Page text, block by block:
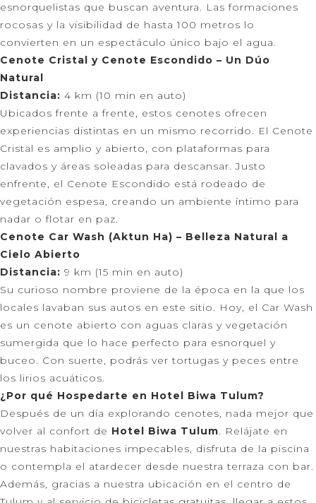
esnorquelistas que buscan aventura. Las formaciones
rocosas y la visibilidad de hasta 100 metros lo
convierten en un espectáculo único bajo el agua.
Cenote Cristal y Cenote Escondido – Un Dúo
Natural
Distancia: 4 km (10 min en auto)
Ubicados frente a frente, estos cenotes ofrecen
experiencias distintas en un mismo recorrido. El Cenote
Cristal es amplio y abierto, con plataformas para
clavados y áreas soleadas para descansar. Justo
enfrente, el Cenote Escondido está rodeado de
vegetación espesa, creando un ambiente íntimo para
nadar o flotar en paz.
Cenote Car Wash (Aktun Ha) – Belleza Natural a
Cielo Abierto
Distancia: 9 km (15 min en auto)
Su curioso nombre proviene de la época en la que los
locales lavaban sus autos en este sitio. Hoy, el Car Wash
es un cenote abierto con aguas claras y vegetación
sumergida que lo hace perfecto para esnorquel y
buceo. Con suerte, podrás ver tortugas y peces entre
los lirios acuáticos.
¿Por qué Hospedarte en Hotel Biwa Tulum?
Después de un día explorando cenotes, nada mejor que
volver al confort de Hotel Biwa Tulum. Relájate en
nuestras habitaciones impecables, disfruta de la piscina
o contempla el atardecer desde nuestra terraza con bar.
Además, gracias a nuestra ubicación en el centro de